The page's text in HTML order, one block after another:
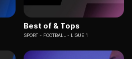
Best of & Tops
SPORT FOOTBALL - LIGUE 1